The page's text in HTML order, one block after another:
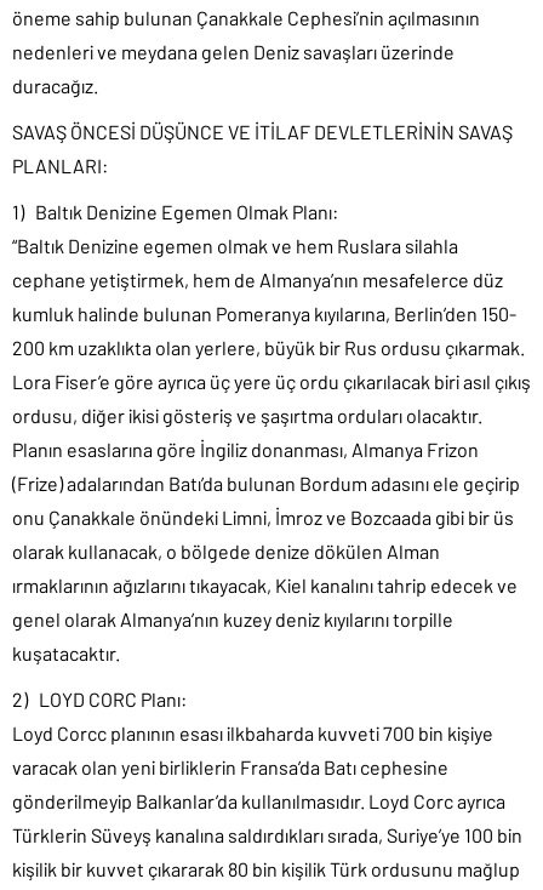
öneme sahip bulunan Çanakkale Cephesi’nin açılmasının
nedenleri ve meydana gelen Deniz savaşları üzerinde
duracağız.
SAVAŞ ÖNCESİ DÜŞÜNCE VE İTİLAF DEVLETLERİNİN SAVAŞ
PLANLARI:
1) Baltık Denizine Egemen Olmak Planı:
“Baltık Denizine egemen olmak ve hem Ruslara silahla
cephane yetiştirmek, hem de Almanya’nın mesafelerce düz
kumluk halinde bulunan Pomeranya kıyılarına, Berlin’den 150-
200 km uzaklıkta olan yerlere, büyük bir Rus ordusu çıkarmak.
Lora Fiser’e göre ayrıca üç yere üç ordu çıkarılacak biri asıl çıkış
ordusu, diğer ikisi gösteriş ve şaşırtma orduları olacaktır.
Planın esaslarına göre İngiliz donanması, Almanya Frizon
(Frize) adalarından Batı’da bulunan Bordum adasını ele geçirip
onu Çanakkale önündeki Limni, İmroz ve Bozcaada gibi bir üs
olarak kullanacak, o bölgede denize dökülen Alman
ırmaklarının ağızlarını tıkayacak, Kiel kanalını tahrip edecek ve
genel olarak Almanya’nın kuzey deniz kıyılarını torpille
kuşatacaktır.
2) LOYD CORC Planı:
Loyd Corcc planının esası ilkbaharda kuvveti 700 bin kişiye
varacak olan yeni birliklerin Fransa’da Batı cephesine
gönderilmeyip Balkanlar’da kullanılmasıdır. Loyd Corc ayrıca
Türklerin Süveyş kanalına saldırdıkları sırada, Suriye’ye 100 bin
kişilik bir kuvvet çıkararak 80 bin kişilik Türk ordusunu mağlup